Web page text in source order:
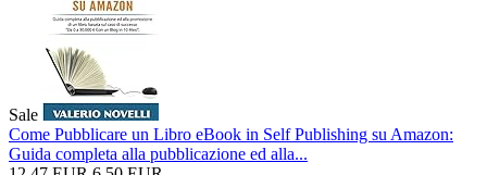
Sale
Come Pubblicare un Libro eBook in Self Publishing su Amazon:
Guida completa alla pubblicazione ed alla...